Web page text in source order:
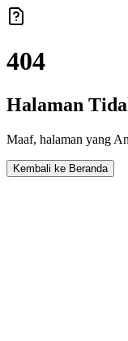
404
Halaman
Maaf, halaman yang
Kembali ke Beranda